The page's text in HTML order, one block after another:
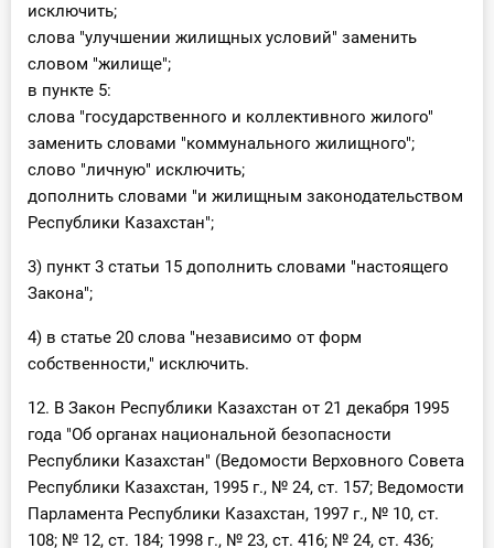
исключить;
слова "улучшении жилищных условий" заменить
словом "жилище";
в пункте 5:
слова "государственного и коллективного жилого"
заменить словами "коммунального жилищного";
слово "личную" исключить;
дополнить словами "и жилищным законодательством
Республики Казахстан";
3) пункт 3 статьи 15 дополнить словами "настоящего
Закона";
4) в статье 20 слова "независимо от форм
собственности," исключить.
12. В Закон Республики Казахстан от 21 декабря 1995
года "Об органах национальной безопасности
Республики Казахстан" (Ведомости Верховного Совета
Республики Казахстан, 1995 г., № 24, ст. 157; Ведомости
Парламента Республики Казахстан, 1997 г., № 10, ст.
108; № 12, ст. 184; 1998 г., № 23, ст. 416; № 24, ст. 436;